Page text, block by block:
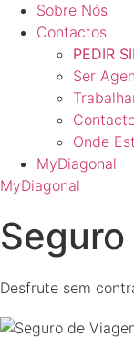
Sobre Nós
Contactos
PEDIR
Ser
Onde
MyDiagonal
MyDiagonal
Desfrute sem